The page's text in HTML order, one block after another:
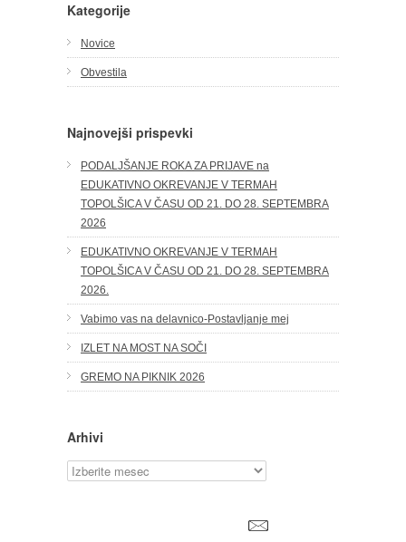
Kategorije
Novice
Obvestila
Najnovejši prispevki
PODALJŠANJE ROKA ZA PRIJAVE na
EDUKATIVNO OKREVANJE V TERMAH
TOPOLŠICA V ČASU OD 21. DO 28. SEPTEMBRA
2026
EDUKATIVNO OKREVANJE V TERMAH
TOPOLŠICA V ČASU OD 21. DO 28. SEPTEMBRA
2026.
Vabimo vas na delavnico-Postavljanje mej
IZLET NA MOST NA SOČI
GREMO NA PIKNIK 2026
Arhivi
Arhivi